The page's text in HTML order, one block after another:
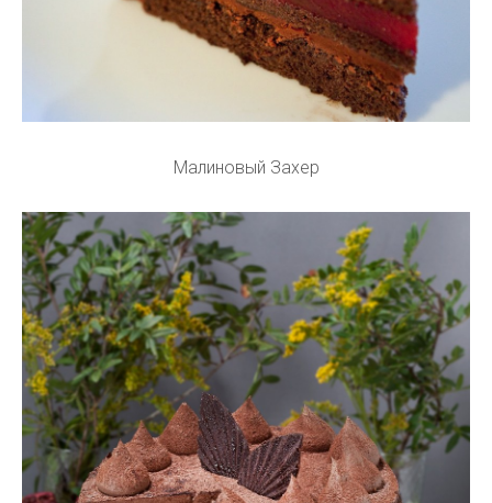
Малиновый Захер